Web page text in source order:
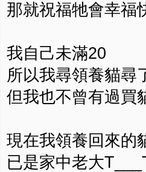
那就祝福牠會幸福
我自己未滿20
所以我尋領養貓尋
但我也不曾有過買
現在我領養回來的
已是家中老大